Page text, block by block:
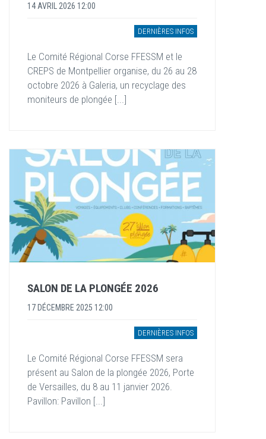
14 AVRIL 2026 12:00
DERNIÈRES INFOS
Le Comité Régional Corse FFESSM et le
CREPS de Montpellier organise, du 26 au 28
octobre 2026 à Galeria, un recyclage des
moniteurs de plongée [...]
SALON DE LA PLONGÉE 2026
17 DÉCEMBRE 2025 12:00
DERNIÈRES INFOS
Le Comité Régional Corse FFESSM sera
présent au Salon de la plongée 2026, Porte
de Versailles, du 8 au 11 janvier 2026.
Pavillon: Pavillon [...]